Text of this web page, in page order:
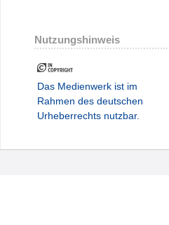
Nutzungshinweis
Das Medienwerk ist im
Rahmen des deutschen
Urheberrechts nutzbar.